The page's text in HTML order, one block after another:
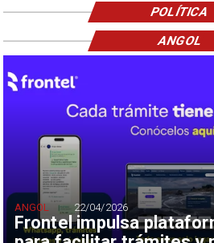
POLÍTICA
Frontel impulsa
ANGOL 22/04/2026
ANGOL